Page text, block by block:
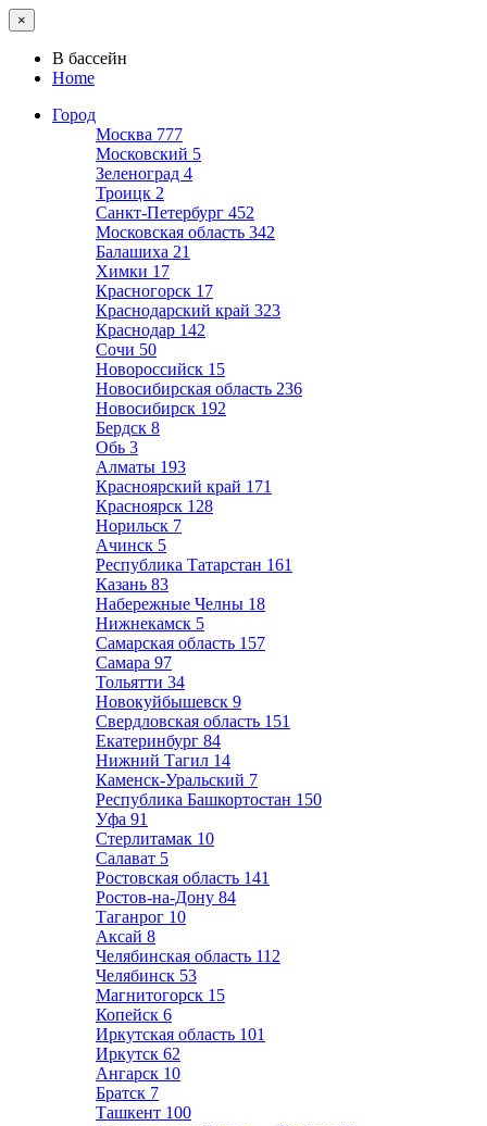
×
В бассейн
Home
Город
Москва 777
Московский 5
Зеленоград 4
Троицк 2
Санкт-Петербург 452
Московская область 342
Балашиха 21
Химки 17
Красногорск 17
Краснодарский край 323
Краснодар 142
Сочи 50
Новороссийск 15
Новосибирская область 236
Новосибирск 192
Бердск 8
Обь 3
Алматы 193
Красноярский край 171
Красноярск 128
Норильск 7
Ачинск 5
Республика Татарстан 161
Казань 83
Набережные Челны 18
Нижнекамск 5
Самарская область 157
Самара 97
Тольятти 34
Новокуйбышевск 9
Свердловская область 151
Екатеринбург 84
Нижний Тагил 14
Каменск-Уральский 7
Республика Башкортостан 150
Уфа 91
Стерлитамак 10
Салават 5
Ростовская область 141
Ростов-на-Дону 84
Таганрог 10
Аксай 8
Челябинская область 112
Челябинск 53
Магнитогорск 15
Копейск 6
Иркутская область 101
Иркутск 62
Ангарск 10
Братск 7
Ташкент 100